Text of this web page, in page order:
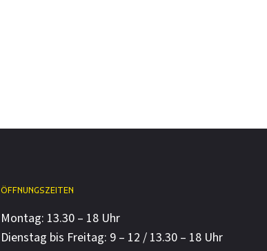
ÖFFNUNGSZEITEN
Montag: 13.30 – 18 Uhr
Dienstag bis Freitag: 9 – 12 / 13.30 – 18 Uhr